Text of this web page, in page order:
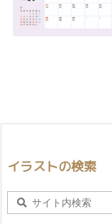
イラストの検索